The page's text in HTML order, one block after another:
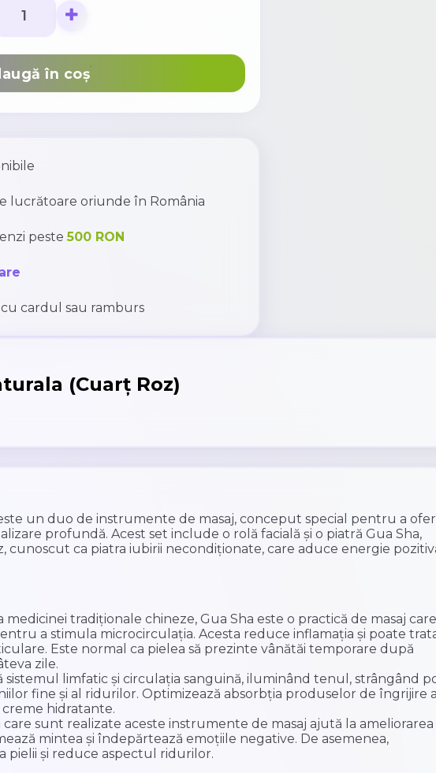
în coș
lucrătoare oriunde în România
peste500 RON
cu cardul sau ramburs
(Cuarț Roz)
un duo de instrumente de masaj, conceput special pentru a
profundă. Acest set include o rolă facială și o piatră Gua Sha,
cunoscut ca piatra iubirii necondiționate, care aduce energie
medicinei tradiționale chineze, Gua Sha este o practică de masaj care
a stimula microcirculația. Acesta reduce inflamația și poate
Este normal ca pielea să prezinte vânătăi temporare după
zile.
limfatic și circulația sanguină, iluminând tenul, strângând
fine și al ridurilor. Optimizează absorbția produselor de îngrijire a
creme hidratante.
sunt realizate aceste instrumente de masaj ajută la ameliorarea
mintea și îndepărtează emoțiile negative. De asemenea,
pielii și reduce aspectul ridurilor.